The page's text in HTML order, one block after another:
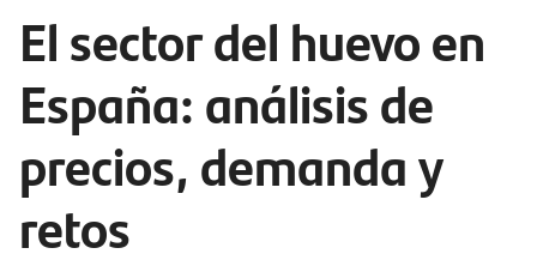
El sector del huevo en
España: análisis de
precios, demanda y
retos